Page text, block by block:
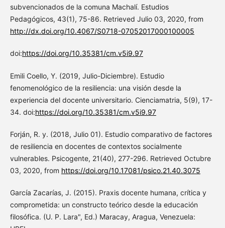
subvencionados de la comuna Machalí. Estudios
Pedagógicos, 43(1), 75-86. Retrieved Julio 03, 2020, from
http://dx.doi.org/10.4067/S0718-07052017000100005
doi:https://doi.org/10.35381/cm.v5i9.97
Emili Coello, Y. (2019, Julio-Diciembre). Estudio
fenomenológico de la resiliencia: una visión desde la
experiencia del docente universitario. Cienciamatria, 5(9), 17-
34. doi:https://doi.org/10.35381/cm.v5i9.97
Forján, R. y. (2018, Julio 01). Estudio comparativo de factores
de resiliencia en docentes de contextos socialmente
vulnerables. Psicogente, 21(40), 277-296. Retrieved Octubre
03, 2020, from https://doi.org/10.17081/psico.21.40.3075
García Zacarías, J. (2015). Praxis docente humana, crítica y
comprometida: un constructo teórico desde la educación
filosófica. (U. P. Lara", Ed.) Maracay, Aragua, Venezuela: